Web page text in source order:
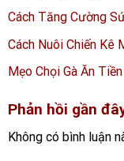
Cách Tăng Cường
Cách Nuôi Chiến Kê
Mẹo Chọi Gà Ăn
Phản hồi gần
Không có bình luận